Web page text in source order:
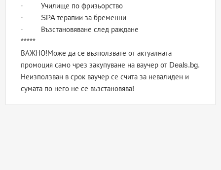
· Училище по фризьорство
· SPA терапии за бременни
· Възстановяване след раждане
*****
ВАЖНО!Може да се възползвате от актуалната
промоция само чрез закупуване на ваучер от Deals.bg.
Неизползван в срок ваучер се счита за невалиден и
сумата по него не се възстановява!